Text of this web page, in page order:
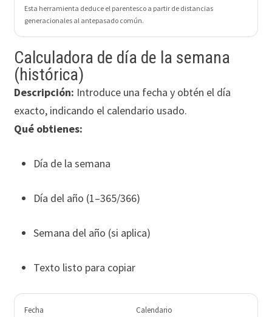
Esta herramienta deduce el parentesco a partir de distancias
generacionales al antepasado común.
Calculadora de día de la semana
(histórica)
Descripción: Introduce una fecha y obtén el día
exacto, indicando el calendario usado.
Qué obtienes:
Día de la semana
Día del año (1–365/366)
Semana del año (si aplica)
Texto listo para copiar
Fecha Calendario